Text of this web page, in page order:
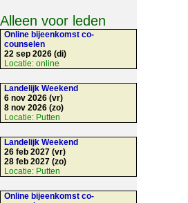
Alleen voor leden
Online bijeenkomst co-
counselen
22 sep 2026 (di)
Locatie: online
Landelijk Weekend
6 nov 2026 (vr)
8 nov 2026 (zo)
Locatie: Putten
Landelijk Weekend
26 feb 2027 (vr)
28 feb 2027 (zo)
Locatie: Putten
Online bijeenkomst co-